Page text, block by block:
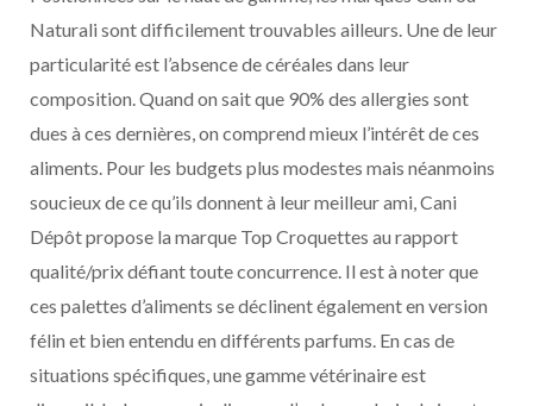
Naturali sont difficilement trouvables ailleurs. Une de leur
particularité est l’absence de céréales dans leur
composition. Quand on sait que 90% des allergies sont
dues à ces dernières, on comprend mieux l’intérêt de ces
aliments. Pour les budgets plus modestes mais néanmoins
soucieux de ce qu’ils donnent à leur meilleur ami, Cani
Dépôt propose la marque Top Croquettes au rapport
qualité/prix défiant toute concurrence. Il est à noter que
ces palettes d’aliments se déclinent également en version
félin et bien entendu en différents parfums. En cas de
situations spécifiques, une gamme vétérinaire est